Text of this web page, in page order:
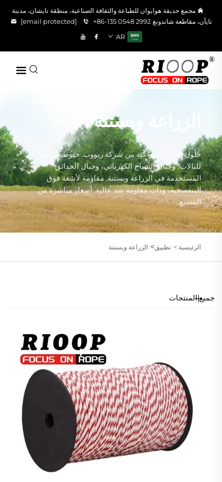
مجمع حديقة هوايوان للطباعة والثقافة الصناعية، منطقة تايشان، مدينة
تايآن، مقاطعة شاندونغ +86-135 0548 2992
[email protected]
AR
الزراعة وبستنة
حلول الحبال الزراعية من شركة ريووب. خيوط الرباط
للبالات، وحبال السياج الكهربائي، وحبال الحدائق
المستخدمة في الزراعة وبستنة. مقاومة لأشعة فوق
البنفسجية، وذات مقاومة شد عالية. أسعار مباشرة من
المصنع.
الرئيسية > تطبيق> الزراعة وبستنة
جميع المنتجات